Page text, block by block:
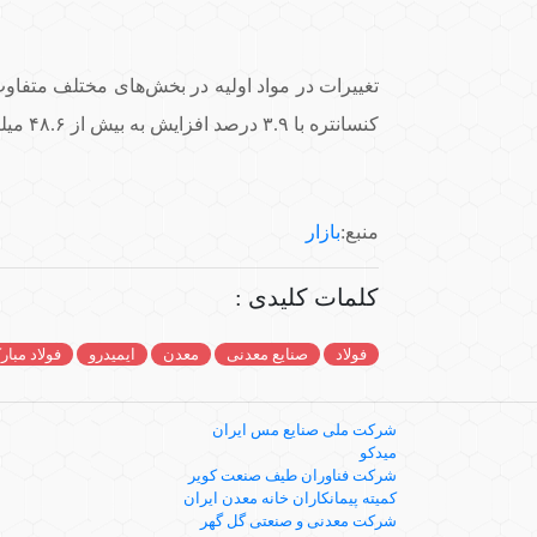
کنسانتره با ۳.۹ درصد افزایش به بیش از ۴۸.۶ میلیون تن در سال رسید. استفاده از گندله با ۴.۸ درصد کاهش به ۴۰.۳ میلیون تن رسید.
منبع:بازار
کلمات کلیدی :
فولاد صنایع معدنی معدن ایمیدرو فولاد